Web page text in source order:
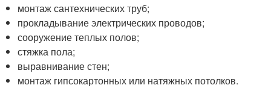
монтаж сантехнических труб;
прокладывание электрических проводов;
сооружение теплых полов;
стяжка пола;
выравнивание стен;
монтаж гипсокартонных или натяжных потолков.